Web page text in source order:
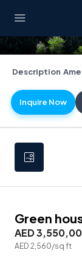
Description
Inquire Now
Green
AED
AED 2,560/sq ft